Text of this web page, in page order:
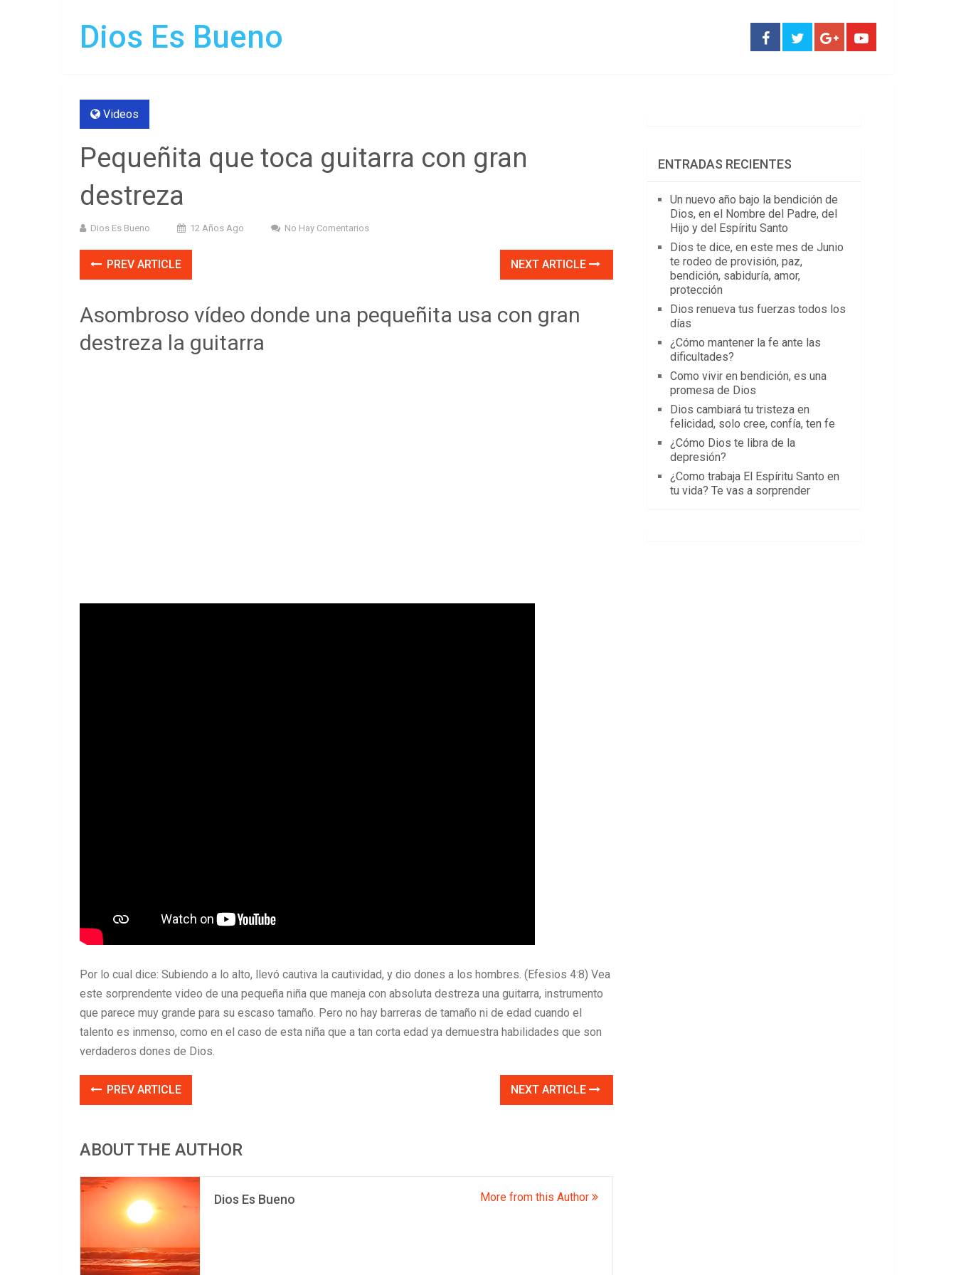
Dios Es Bueno
Videos
Pequeñita que toca guitarra con gran
destreza
Dios Es Bueno 12 Años Ago No Hay Comentarios
PREV ARTICLE NEXT ARTICLE
Asombroso vídeo donde una pequeñita usa con gran
destreza la guitarra
Por lo cual dice: Subiendo a lo alto, llevó cautiva la cautividad, y dio dones a los hombres. (Efesios 4:8) Vea
este sorprendente video de una pequeña niña que maneja con absoluta destreza una guitarra, instrumento
que parece muy grande para su escaso tamaño. Pero no hay barreras de tamaño ni de edad cuando el
talento es inmenso, como en el caso de esta niña que a tan corta edad ya demuestra habilidades que son
verdaderos dones de Dios.
PREV ARTICLE NEXT ARTICLE
ABOUT THE AUTHOR
Dios Es Bueno More from this Author
ENTRADAS RECIENTES
Un nuevo año bajo la bendición de
Dios, en el Nombre del Padre, del
Hijo y del Espíritu Santo
Dios te dice, en este mes de Junio
te rodeo de provisión, paz,
bendición, sabiduría, amor,
protección
Dios renueva tus fuerzas todos los
días
¿Cómo mantener la fe ante las
dificultades?
Como vivir en bendición, es una
promesa de Dios
Dios cambiará tu tristeza en
felicidad, solo cree, confía, ten fe
¿Cómo Dios te libra de la
depresión?
¿Como trabaja El Espíritu Santo en
tu vida? Te vas a sorprender